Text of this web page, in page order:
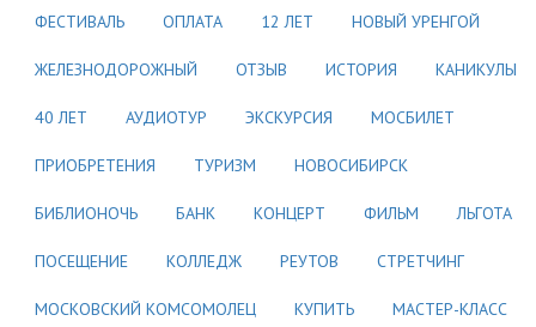
ФЕСТИВАЛЬ ОПЛАТА 12 ЛЕТ НОВЫЙ УРЕНГОЙ
ЖЕЛЕЗНОДОРОЖНЫЙ ОТЗЫВ ИСТОРИЯ КАНИКУЛЫ
40 ЛЕТ АУДИОТУР ЭКСКУРСИЯ МОСБИЛЕТ
ПРИОБРЕТЕНИЯ ТУРИЗМ НОВОСИБИРСК
БИБЛИОНОЧЬ БАНК КОНЦЕРТ ФИЛЬМ ЛЬГОТА
ПОСЕЩЕНИЕ КОЛЛЕДЖ РЕУТОВ СТРЕТЧИНГ
МОСКОВСКИЙ КОМСОМОЛЕЦ КУПИТЬ МАСТЕР-КЛАСС